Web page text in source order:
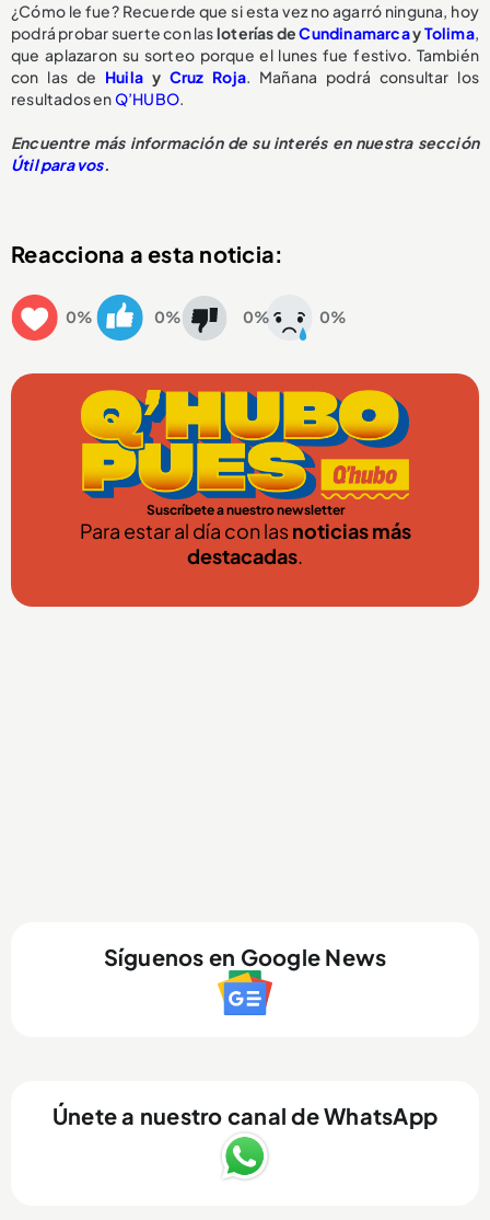
¿Cómo le fue? Recuerde que si esta vez no agarró ninguna, hoy
podrá probar suerte con lasloterías deCundinamarcayTolima,
que aplazaron su sorteo porque el lunes fue festivo. También
con las de Huilay Cruz Roja. Mañana podrá consultar los
resultados enQ’HUBO.
Encuentre más información de su interés en nuestra sección
Útil para vos.
Reacciona a esta noticia:
0% 0% 0% 0%
Suscríbete a nuestro newsletter
Para estar al día con lasnoticias más
destacadas.
Síguenos en Google News
Únete a nuestro canal de WhatsApp